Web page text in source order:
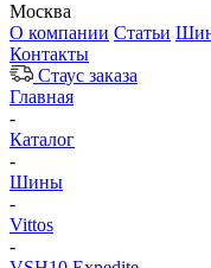
Москва
О компании Статьи
Контакты
Стаус заказа
Главная
-
Каталог
-
Шины
-
Vittos
-